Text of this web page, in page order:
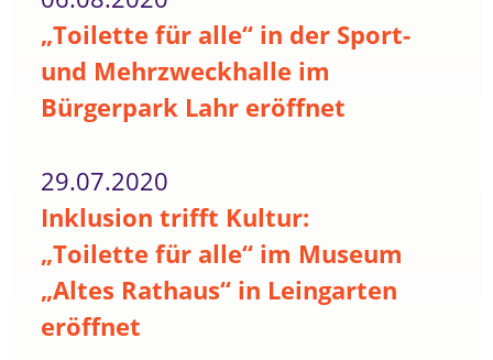
„Toilette für alle“ in der Sport-
und Mehrzweckhalle im
Bürgerpark Lahr eröffnet
29.07.2020
Inklusion trifft Kultur:
„Toilette für alle“ im Museum
„Altes Rathaus“ in Leingarten
eröffnet